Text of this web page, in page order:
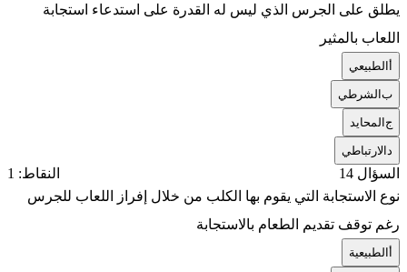
يطلق على الجرس الذي ليس له القدرة على استدعاء استجابة
اللعاب بالمثير
الطبيعي
بالشرطي
جالمحايد
الارتباطي
السؤال 14
النقاط: 1
نوع الاستجابة التي يقوم بها الكلب من خلال إفراز اللعاب للجرس
رغم توقف تقديم الطعام بالاستجابة
الطبيعية